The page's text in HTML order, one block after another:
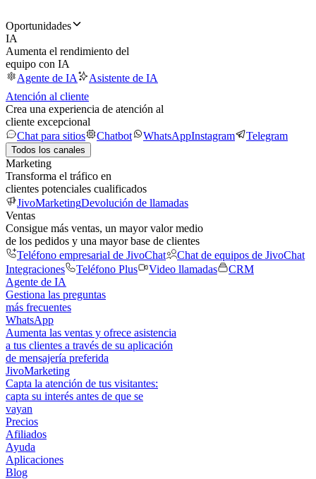
Oportunidades
IA
Aumenta el rendimiento del
equipo con IA
Agente de IA
Asistente de IA
Atención al cliente
Crea una experiencia de atención al
cliente excepcional
Chat para sitios
Chatbot WhatsAppInstagram Telegram
Todos los canales
Marketing
Transforma el tráfico en
clientes potenciales cualificados
JivoMarketingDevolución de llamadas
Ventas
Consigue más ventas, un mayor valor medio
de los pedidos y una mayor base de clientes
Teléfono empresarial de JivoChat
Chat de equipos de JivoChat
Integraciones
Teléfono Plus Video llamadas
CRM
Agente de IA
Gestiona las preguntas
más frecuentes
WhatsApp
Aumenta las ventas y ofrece asistencia
a tus clientes a través de su aplicación
de mensajería preferida
JivoMarketing
Capta la atención de tus visitantes:
capta su interés antes de que se
vayan
Precios
Afiliados
Ayuda
Aplicaciones
Blog